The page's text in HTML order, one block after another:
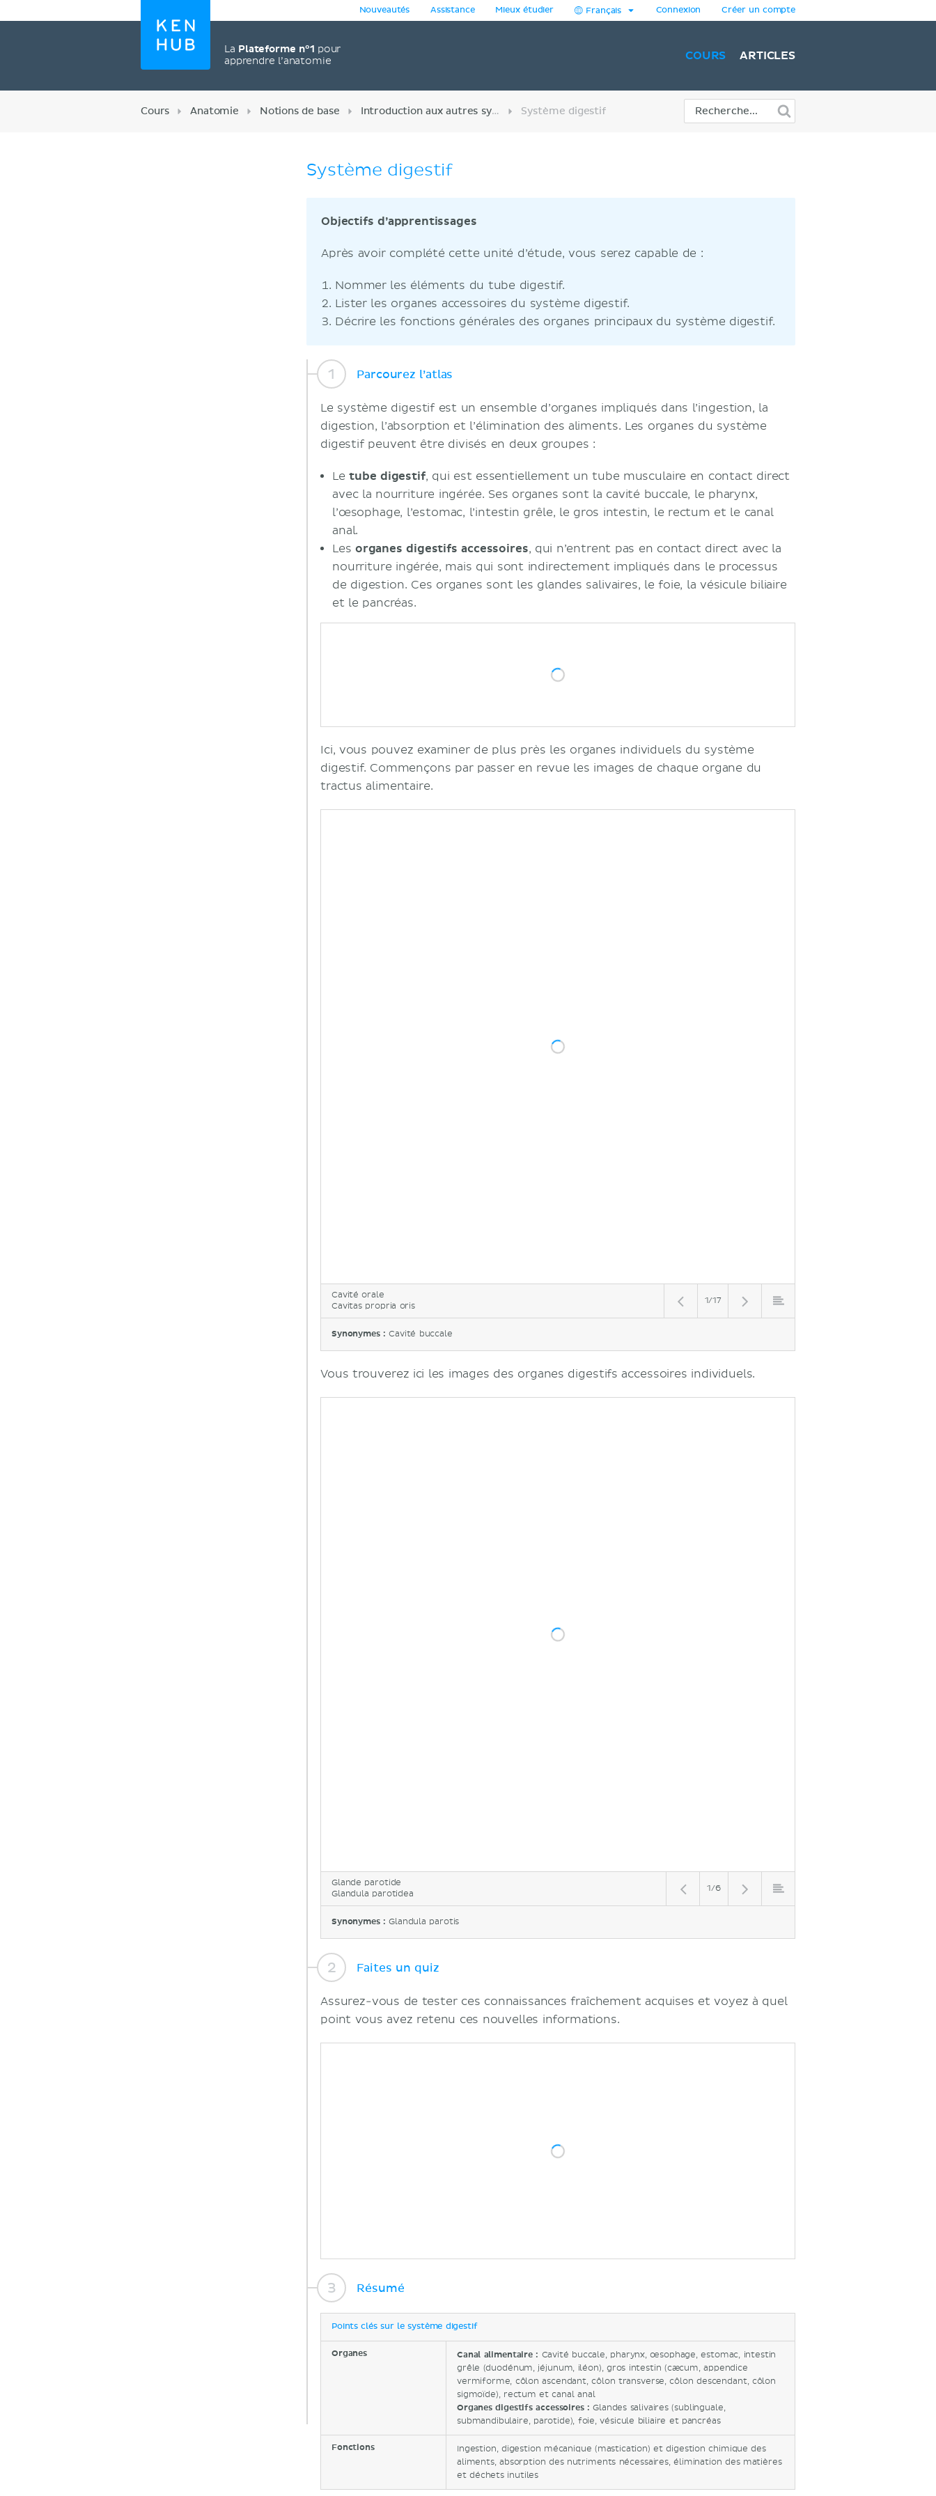
La Plateforme n°1 pour
apprendre l’anatomie
Nouveautés Assistance Mieux étudier Français Connexion Créer un compte
COURS ARTICLES
Cours Anatomie Notions de base Introduction aux autres systèmes Système digestif
Système digestif
Objectifs d’apprentissages
Après avoir complété cette unité d’étude, vous serez capable de :
Nommer les éléments du tube digestif.
Lister les organes accessoires du système digestif.
Décrire les fonctions générales des organes principaux du système digestif.
Parcourez l’atlas
Le système digestif est un ensemble d’organes impliqués dans l’ingestion, la
digestion, l’absorption et l’élimination des aliments. Les organes du système
digestif peuvent être divisés en deux groupes :
Letube digestif, qui est essentiellement un tube musculaire en contact direct
avec la nourriture ingérée. Ses organes sont la cavité buccale, le pharynx,
l’œsophage, l’estomac, l’intestin grêle, le gros intestin, le rectum et le canal
anal.
Les organes digestifs accessoires, qui n’entrent pas en contact direct avec la
nourriture ingérée, mais qui sont indirectement impliqués dans le processus
de digestion. Ces organes sont les glandes salivaires, le foie, la vésicule biliaire
et le pancréas.
Ici, vous pouvez examiner de plus près les organes individuels du système
digestif. Commençons par passer en revue les images de chaque organe du
tractus alimentaire.
Cavité orale
Cavitas propria oris
1/17
Synonymes :Cavité buccale
Vous trouverez ici les images des organes digestifs accessoires individuels.
Glande parotide
Glandula parotidea
1/6
Synonymes :Glandula parotis
Faites un quiz
Assurez-vous de tester ces connaissances fraîchement acquises et voyez à quel
point vous avez retenu ces nouvelles informations.
Résumé
Points clés sur le système digestif
Organes Canal alimentaire : Cavité buccale, pharynx, œsophage, estomac, intestin
grêle (duodénum, jéjunum, iléon), gros intestin (cæcum, appendice
vermiforme, côlon ascendant, côlon transverse, côlon descendant, côlon
sigmoïde), rectum et canal anal
Organes digestifs accessoires : Glandes salivaires (sublinguale,
submandibulaire, parotide), foie, vésicule biliaire et pancréas
Fonctions
Ingestion, digestion mécanique (mastication) et digestion chimique des
aliments, absorption des nutriments nécessaires, élimination des matières
et déchets inutiles